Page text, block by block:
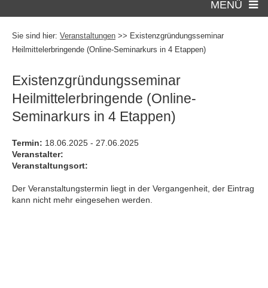
MENÜ
Sie sind hier: Veranstaltungen >> Existenzgründungsseminar
Heilmittelerbringende (Online-Seminarkurs in 4 Etappen)
Existenzgründungsseminar
Heilmittelerbringende (Online-
Seminarkurs in 4 Etappen)
Termin: 18.06.2025 - 27.06.2025
Veranstalter:
Veranstaltungsort:
Der Veranstaltungstermin liegt in der Vergangenheit, der Eintrag
kann nicht mehr eingesehen werden.